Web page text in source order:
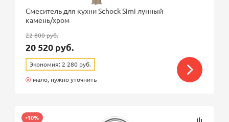
Смеситель для кухни Schock Simi лунный
камень/хром
22 800 руб.
20 520 руб.
Экономия: 2 280 руб.
мало, нужно уточнить
-10%